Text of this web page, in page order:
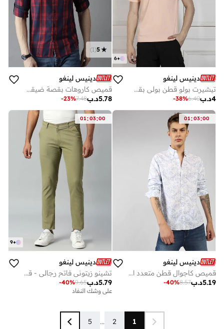
+
6
دينيس لينغو
تيشيرت بولو قطن بولي بقصة عادية لون خوخي
د.ب4
6.40
-38%
5
(
1
)
دينيس لينغو
قميص كاروهات بقصة ضيقة وأكمام قابلة للطي من ستايلي
د.ب5.78
7.48
-23%
01:03:00
دينيس لينغو
قميص كاجوال قطن متعدد الألوان بقصة عادية وياقة عادية
د.ب5.19
8.57
-40%
01:03:00
+
9
دينيس لينغو
تشينو زيتوني فاتح رجالي - قصة ضيقة، قطن 100%
د.ب5.79
9.65
-40%
على وشك النفاد
1
2
...
5